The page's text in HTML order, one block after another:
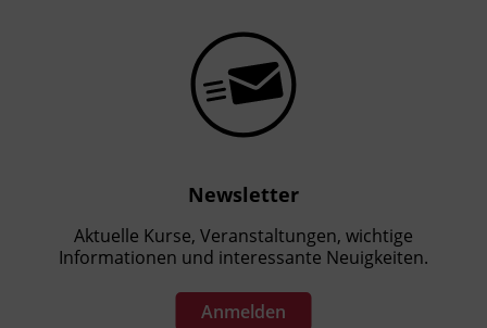
Newsletter
Aktuelle Kurse, Veranstaltungen, wichtige
Informationen und interessante Neuigkeiten.
Anmelden